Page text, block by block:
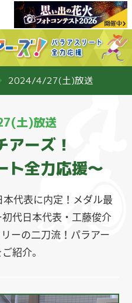
2024/4/27(土)放送
土)放送
アーズ！
ト全力応援〜
代表に内定！メダル最
代日本代表・工藤俊介
ーの二刀流！パラアー
紹介。